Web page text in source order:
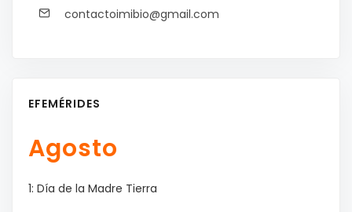
contactoimibio@gmail.com
EFEMÉRIDES
Agosto
1: Día de la Madre Tierra